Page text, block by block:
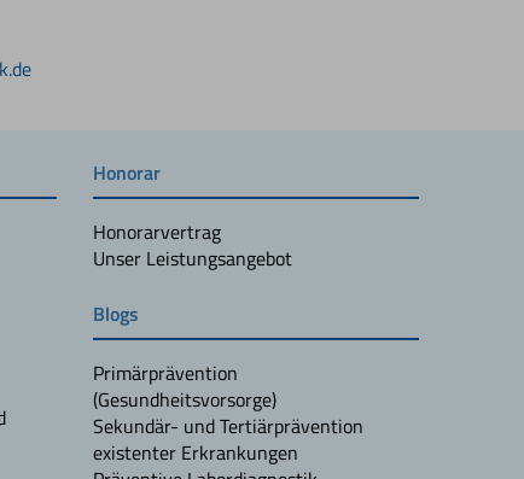
Honorar
Honorarvertrag
Unser Leistungsangebot
Blogs
Primärprävention
(Gesundheitsvorsorge)
Sekundär- und Tertiärprävention
existenter Erkrankungen